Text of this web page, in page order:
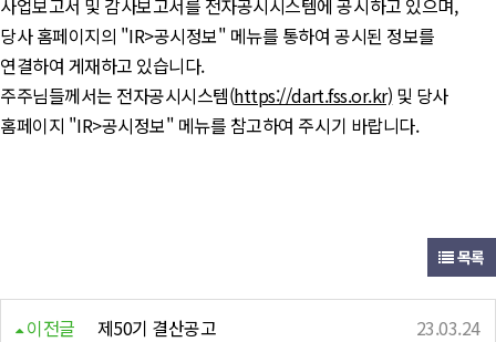
사업보고서 및 감사보고서를 전자공시시스템에 공시하고 있으며,
당사 홈페이지의 "IR>공시정보" 메뉴를 통하여 공시된 정보를
연결하여 게재하고 있습니다.
주주님들께서는 전자공시시스템(https://dart.fss.or.kr) 및 당사
홈페이지 "IR>공시정보" 메뉴를 참고하여 주시기 바랍니다.
목록
이전글 제50기 결산공고 23.03.24